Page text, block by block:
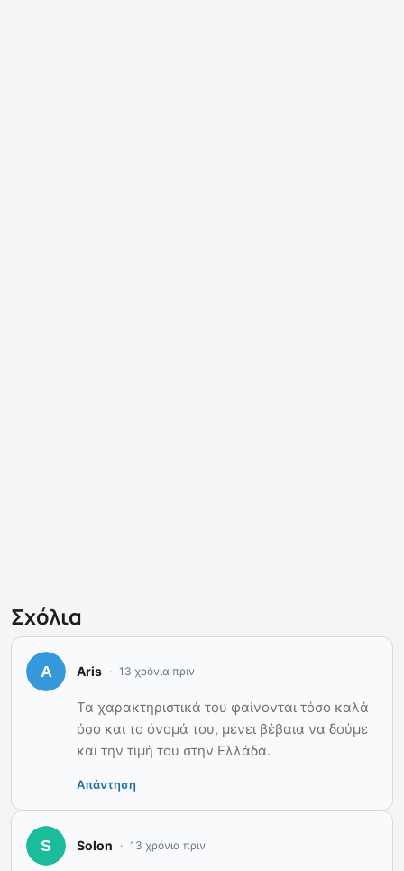
Σχόλια
Aris 13 χρόνια πριν
Τα χαρακτηριστικά του φαίνονται τόσο καλά
όσο και το όνομά του, μένει βέβαια να δούμε
και την τιμή του στην Ελλάδα.
Απάντηση
Solon 13 χρόνια πριν